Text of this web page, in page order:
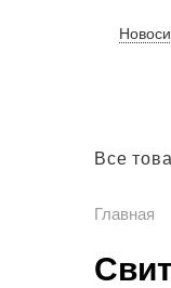
Все
Главная